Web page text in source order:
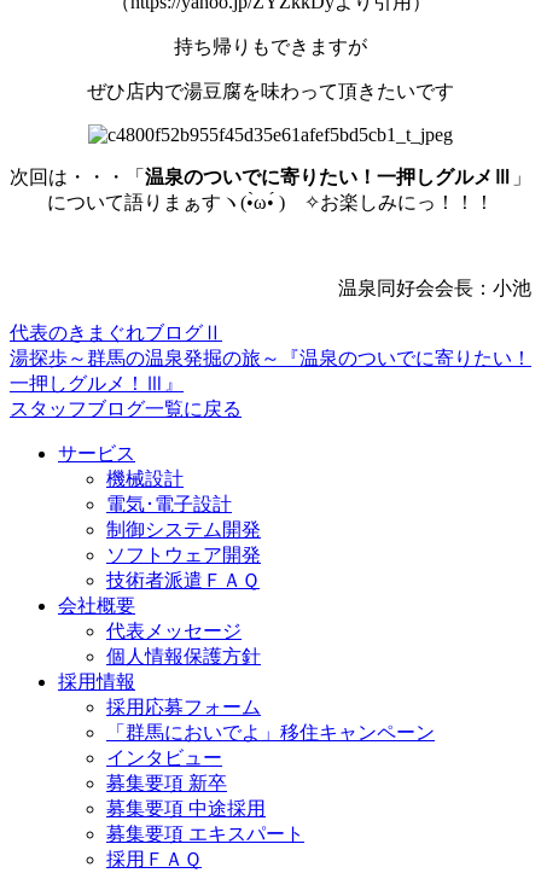
持ち帰りもできますが
ぜひ店内で湯豆腐を味わって頂きたいです
次回は・・・「 温泉のついでに寄りたい！一押しグルメⅢ
」
について語りまぁすヽ(•̀ω•́ )ゝ✧お楽しみにっ！！！
温泉同好会会長：小池
代表のきまぐれブログⅡ
湯探歩～群馬の温泉発掘の旅～『温泉のついでに寄りたい！
一押しグルメ！Ⅲ』
スタッフブログ一覧に戻る
サービス
機械設計
電気･電子設計
制御システム開発
ソフトウェア開発
技術者派遣ＦＡＱ
会社概要
代表メッセージ
個人情報保護方針
採用情報
採用応募フォーム
「群馬においでよ」移住キャンペーン
インタビュー
募集要項 新卒
募集要項 中途採用
募集要項 エキスパート
採用ＦＡＱ